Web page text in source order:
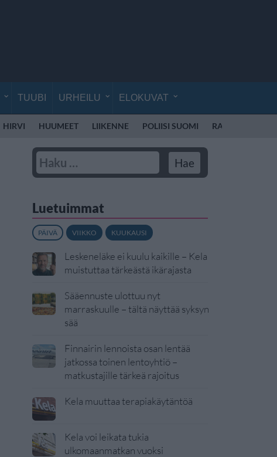
TUUBI URHEILU ELOKUVAT
HIRVI HUUMEET LIIKENNE POLIISI SUOMI RATTIJUOPPO
Luetuimmat
PÄIVÄ VIIKKO KUUKAUSI
Leskeneläke ei kuulu kaikille – Kela
muistuttaa tärkeästä ikärajasta
Sääennuste ulottuu nyt
marraskuulle – tältä näyttää syksyn
sää
Finnairin lennoista osan lentää
jatkossa toinen lentoyhtiö –
matkustajille tärkeä rajoitus
Kela muuttaa terapiakäytäntöä
Kela voi leikata tukia
ulkomaanmatkan vuoksi